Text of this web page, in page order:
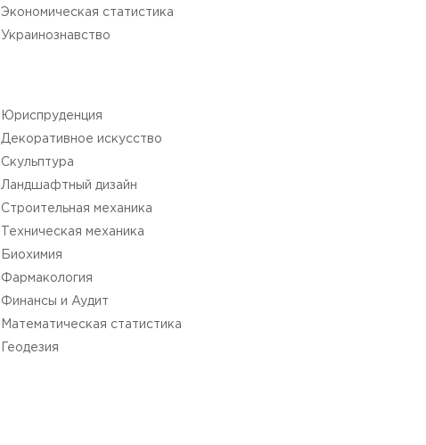
Экономическая статистика
Украинознавство
Юриспруденция
Декоративное искусство
Cкульптура
Ландшафтный дизайн
Cтроительная механика
Техническая механика
Биохимия
Фармакология
Финансы и Аудит
Математическая статистика
Геодезия